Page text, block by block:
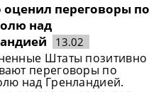
оценил переговоры по
над
13.02
Штаты позитивно
переговоры по
над Гренландией.